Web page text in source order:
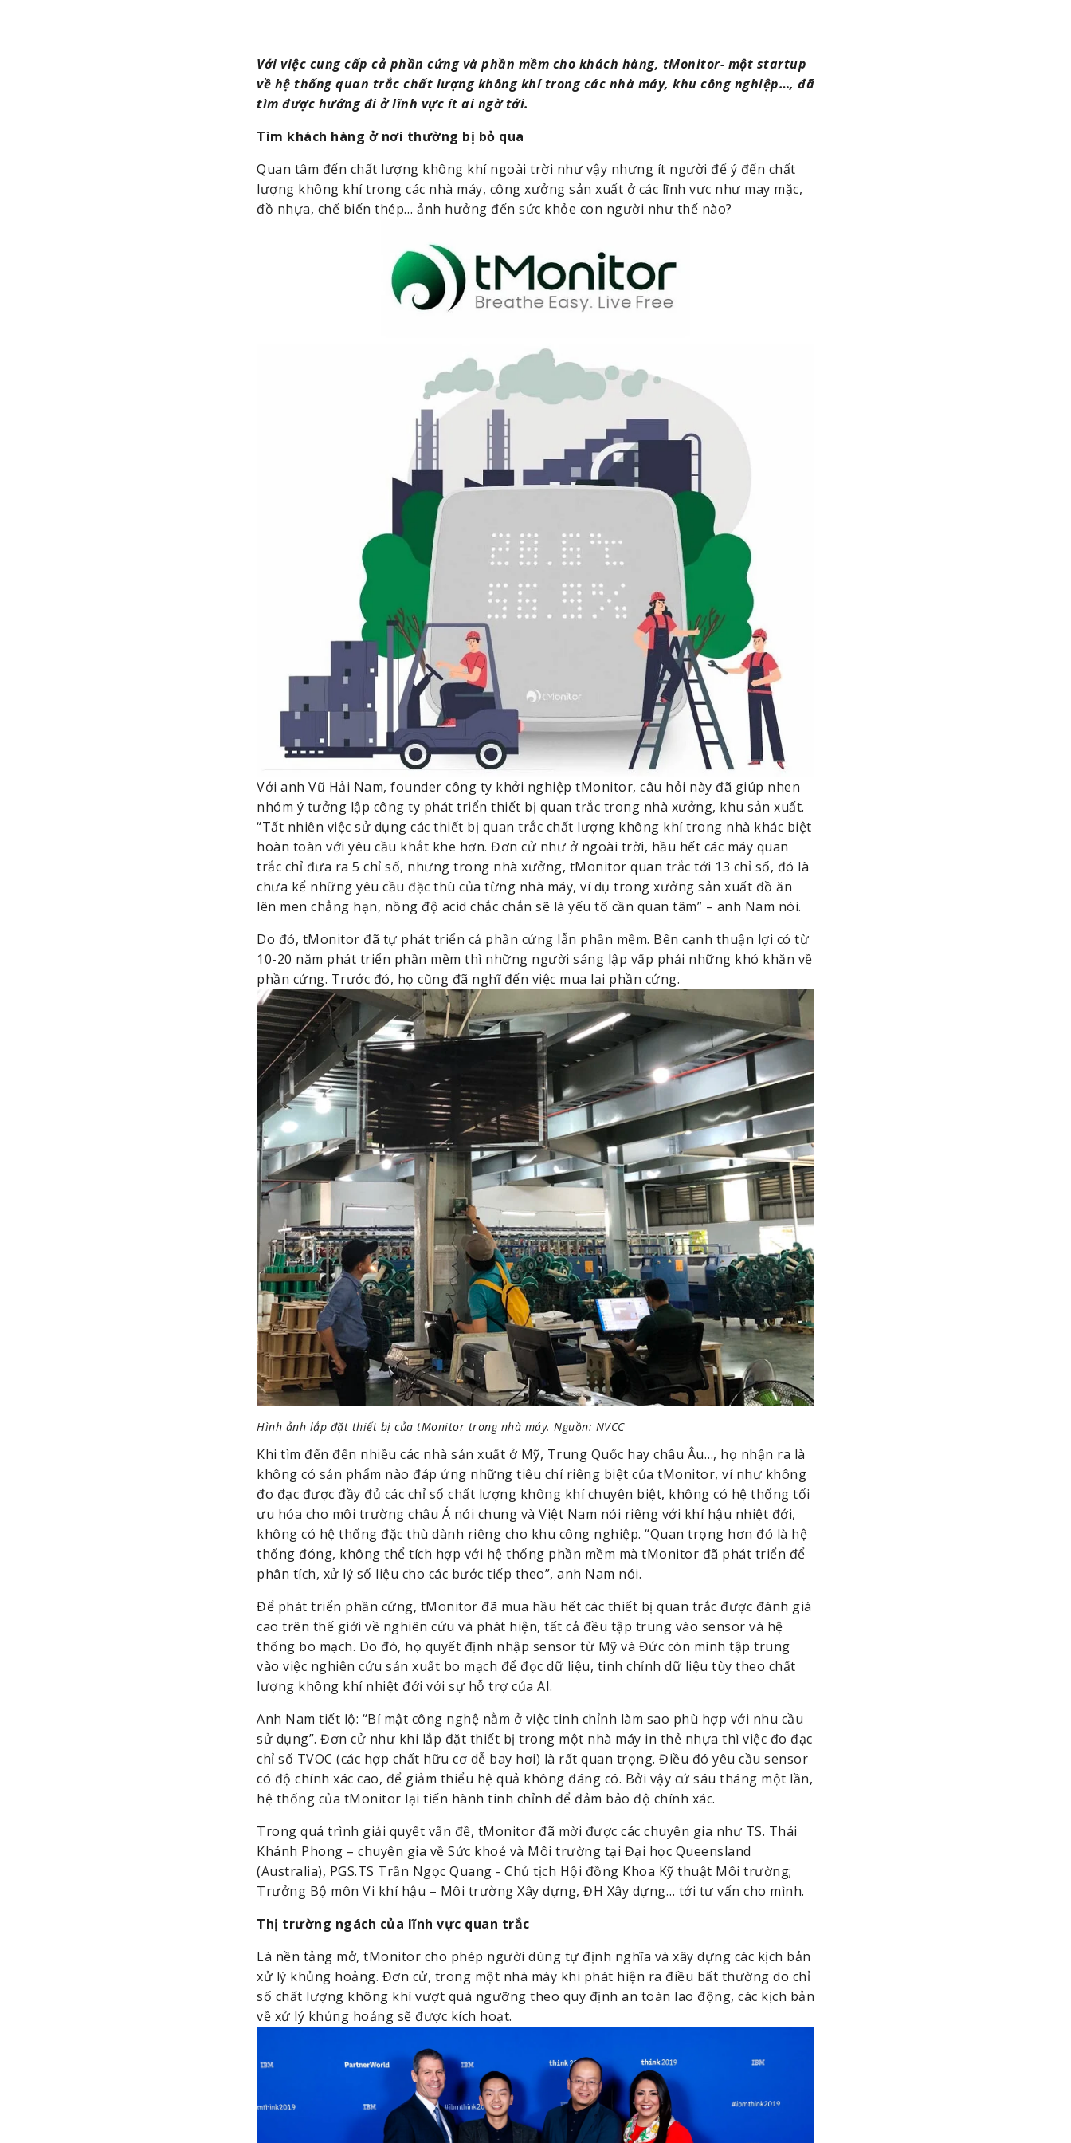
Với việc cung cấp cả phần cứng và phần mềm cho khách hàng, tMonitor- một startup
về hệ thống quan trắc chất lượng không khí trong các nhà máy, khu công nghiệp…, đã
tìm được hướng đi ở lĩnh vực ít ai ngờ tới.
Tìm khách hàng ở nơi thường bị bỏ qua
Quan tâm đến chất lượng không khí ngoài trời như vậy nhưng ít người để ý đến chất
lượng không khí trong các nhà máy, công xưởng sản xuất ở các lĩnh vực như may mặc,
đồ nhựa, chế biến thép… ảnh hưởng đến sức khỏe con người như thế nào?
Với anh Vũ Hải Nam, founder công ty khởi nghiệp tMonitor, câu hỏi này đã giúp nhen
nhóm ý tưởng lập công ty phát triển thiết bị quan trắc trong nhà xưởng, khu sản xuất.
“Tất nhiên việc sử dụng các thiết bị quan trắc chất lượng không khí trong nhà khác biệt
hoàn toàn với yêu cầu khắt khe hơn. Đơn cử như ở ngoài trời, hầu hết các máy quan
trắc chỉ đưa ra 5 chỉ số, nhưng trong nhà xưởng, tMonitor quan trắc tới 13 chỉ số, đó là
chưa kể những yêu cầu đặc thù của từng nhà máy, ví dụ trong xưởng sản xuất đồ ăn
lên men chẳng hạn, nồng độ acid chắc chắn sẽ là yếu tố cần quan tâm” – anh Nam nói.
Do đó, tMonitor đã tự phát triển cả phần cứng lẫn phần mềm. Bên cạnh thuận lợi có từ
10-20 năm phát triển phần mềm thì những người sáng lập vấp phải những khó khăn về
phần cứng. Trước đó, họ cũng đã nghĩ đến việc mua lại phần cứng.
Hình ảnh lắp đặt thiết bị của tMonitor trong nhà máy. Nguồn: NVCC
Khi tìm đến đến nhiều các nhà sản xuất ở Mỹ, Trung Quốc hay châu Âu…, họ nhận ra là
không có sản phẩm nào đáp ứng những tiêu chí riêng biệt của tMonitor, ví như không
đo đạc được đầy đủ các chỉ số chất lượng không khí chuyên biệt, không có hệ thống tối
ưu hóa cho môi trường châu Á nói chung và Việt Nam nói riêng với khí hậu nhiệt đới,
không có hệ thống đặc thù dành riêng cho khu công nghiệp. “Quan trọng hơn đó là hệ
thống đóng, không thể tích hợp với hệ thống phần mềm mà tMonitor đã phát triển để
phân tích, xử lý số liệu cho các bước tiếp theo”, anh Nam nói.
Để phát triển phần cứng, tMonitor đã mua hầu hết các thiết bị quan trắc được đánh giá
cao trên thế giới về nghiên cứu và phát hiện, tất cả đều tập trung vào sensor và hệ
thống bo mạch. Do đó, họ quyết định nhập sensor từ Mỹ và Đức còn mình tập trung
vào việc nghiên cứu sản xuất bo mạch để đọc dữ liệu, tinh chỉnh dữ liệu tùy theo chất
lượng không khí nhiệt đới với sự hỗ trợ của AI.
Anh Nam tiết lộ: “Bí mật công nghệ nằm ở việc tinh chỉnh làm sao phù hợp với nhu cầu
sử dụng”. Đơn cử như khi lắp đặt thiết bị trong một nhà máy in thẻ nhựa thì việc đo đạc
chỉ số TVOC (các hợp chất hữu cơ dễ bay hơi) là rất quan trọng. Điều đó yêu cầu sensor
có độ chính xác cao, để giảm thiểu hệ quả không đáng có. Bởi vậy cứ sáu tháng một lần,
hệ thống của tMonitor lại tiến hành tinh chỉnh để đảm bảo độ chính xác.
Trong quá trình giải quyết vấn đề, tMonitor đã mời được các chuyên gia như TS. Thái
Khánh Phong – chuyên gia về Sức khoẻ và Môi trường tại Đại học Queensland
(Australia), PGS.TS Trần Ngọc Quang - Chủ tịch Hội đồng Khoa Kỹ thuật Môi trường;
Trưởng Bộ môn Vi khí hậu – Môi trường Xây dựng, ĐH Xây dựng… tới tư vấn cho mình.
Thị trường ngách của lĩnh vực quan trắc
Là nền tảng mở, tMonitor cho phép người dùng tự định nghĩa và xây dựng các kịch bản
xử lý khủng hoảng. Đơn cử, trong một nhà máy khi phát hiện ra điều bất thường do chỉ
số chất lượng không khí vượt quá ngưỡng theo quy định an toàn lao động, các kịch bản
về xử lý khủng hoảng sẽ được kích hoạt.